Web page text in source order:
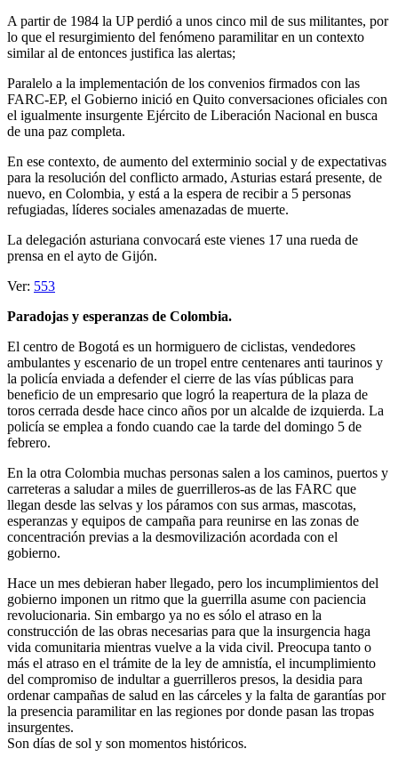
A partir de 1984 la UP perdió a unos cinco mil de sus militantes, por
lo que el resurgimiento del fenómeno paramilitar en un contexto
similar al de entonces justifica las alertas;
Paralelo a la implementación de los convenios firmados con las
FARC-EP, el Gobierno inició en Quito conversaciones oficiales con
el igualmente insurgente Ejército de Liberación Nacional en busca
de una paz completa.
En ese contexto, de aumento del exterminio social y de expectativas
para la resolución del conflicto armado, Asturias estará presente, de
nuevo, en Colombia, y está a la espera de recibir a 5 personas
refugiadas, líderes sociales amenazadas de muerte.
La delegación asturiana convocará este vienes 17 una rueda de
prensa en el ayto de Gijón.
Ver: 553
Paradojas y esperanzas de Colombia.
El centro de Bogotá es un hormiguero de ciclistas, vendedores
ambulantes y escenario de un tropel entre centenares anti taurinos y
la policía enviada a defender el cierre de las vías públicas para
beneficio de un empresario que logró la reapertura de la plaza de
toros cerrada desde hace cinco años por un alcalde de izquierda. La
policía se emplea a fondo cuando cae la tarde del domingo 5 de
febrero.
En la otra Colombia muchas personas salen a los caminos, puertos y
carreteras a saludar a miles de guerrilleros-as de las FARC que
llegan desde las selvas y los páramos con sus armas, mascotas,
esperanzas y equipos de campaña para reunirse en las zonas de
concentración previas a la desmovilización acordada con el
gobierno.
Hace un mes debieran haber llegado, pero los incumplimientos del
gobierno imponen un ritmo que la guerrilla asume con paciencia
revolucionaria. Sin embargo ya no es sólo el atraso en la
construcción de las obras necesarias para que la insurgencia haga
vida comunitaria mientras vuelve a la vida civil. Preocupa tanto o
más el atraso en el trámite de la ley de amnistía, el incumplimiento
del compromiso de indultar a guerrilleros presos, la desidia para
ordenar campañas de salud en las cárceles y la falta de garantías por
la presencia paramilitar en las regiones por donde pasan las tropas
insurgentes.
Son días de sol y son momentos históricos.